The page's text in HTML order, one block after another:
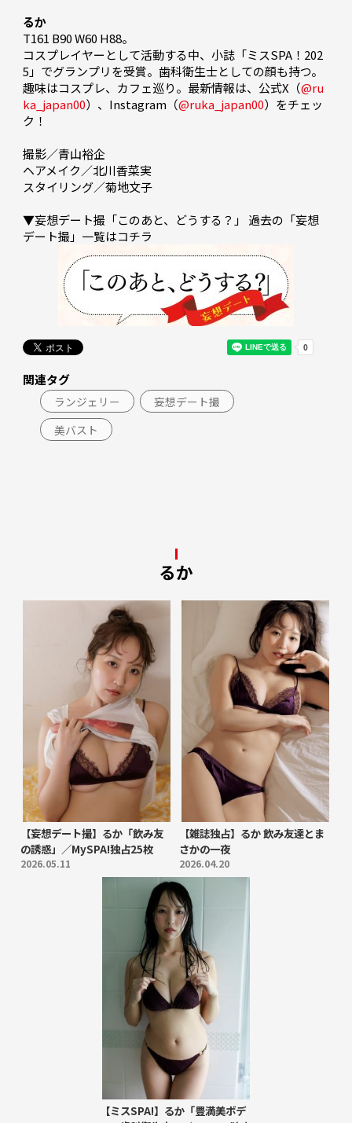
るか
T161 B90 W60 H88。
コスプレイヤーとして活動する中、小誌「ミスSPA！202
5」でグランプリを受賞。歯科衛生士としての顔も持つ。
趣味はコスプレ、カフェ巡り。最新情報は、公式X（@ru
ka_japan00）、Instagram（@ruka_japan00）をチェッ
ク！
撮影／青山裕企
ヘアメイク／北川香菜実
スタイリング／菊地文子
▼妄想デート撮「このあと、どうする？」 過去の「妄想
関連タグ
ランジェリー
妄想デート撮
美バスト
るか
【妄想デート撮】るか「飲み友
の誘惑」／MySPA!独占25枚
2026.05.11
【雑誌独占】るか 飲み友達とま
さかの一夜
2026.04.20
【ミスSPA!】るか「豊満美ボデ